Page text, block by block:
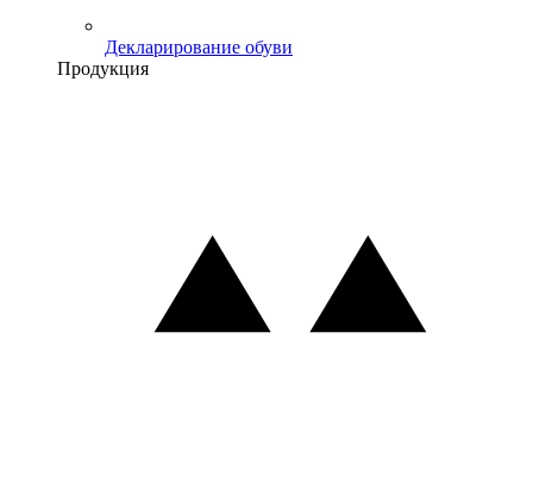
Декларирование обуви
Продукция